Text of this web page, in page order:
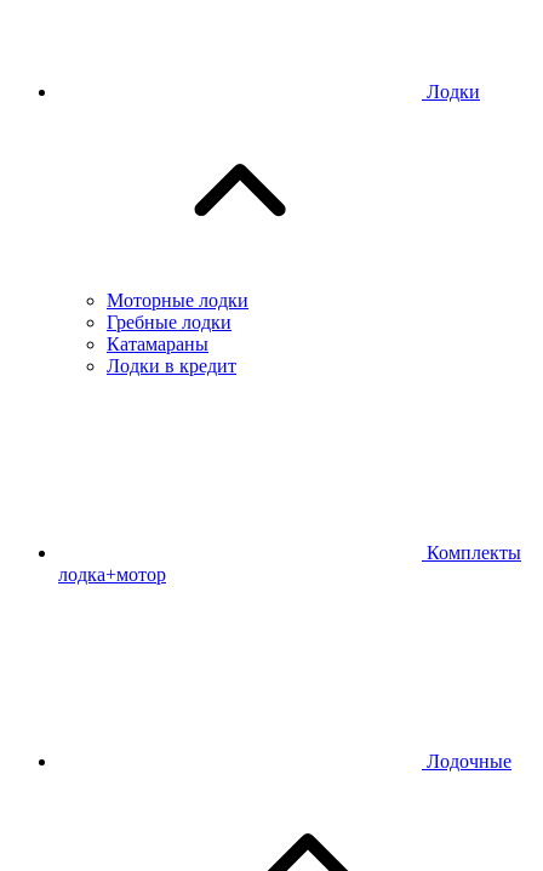
Лодки
Моторные лодки
Гребные лодки
Катамараны
Лодки в кредит
Комплекты
лодка+мотор
Лодочные